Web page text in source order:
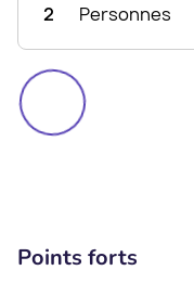
2 Personnes
Points forts